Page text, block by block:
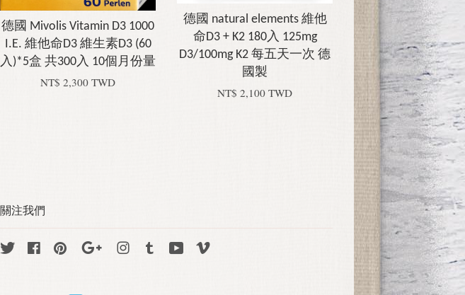
德國 Mivolis Vitamin D3 1000
I.E. 維他命D3 維生素D3 (60
入)*5盒 共300入 10個月份量
NT$ 2,300 TWD
德國 natural elements 維他
命D3 + K2 180入 125mg
D3/100mg K2 每五天一次 德
國製
NT$ 2,100 TWD
關注我們
Twitter FacebookPinterest Google InstagramTumblr YouTube